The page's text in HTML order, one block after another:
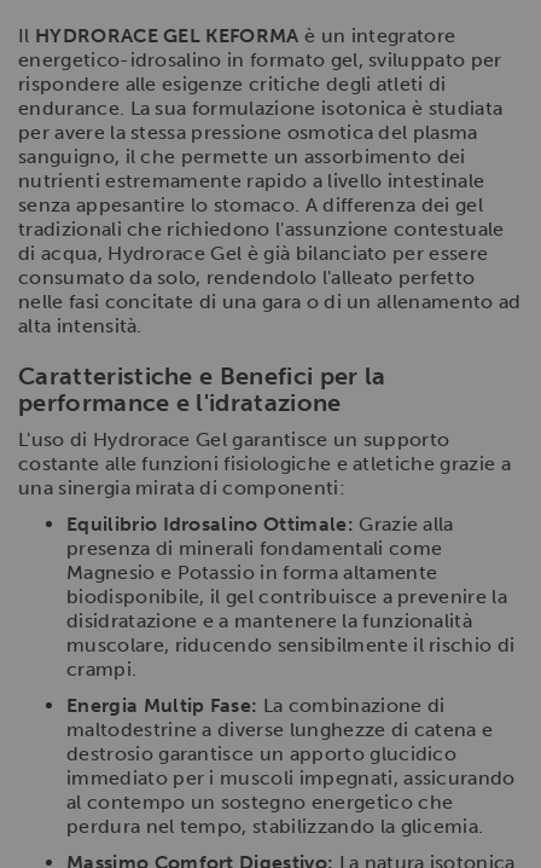
Il HYDRORACE GEL KEFORMA è un integratore
energetico-idrosalino in formato gel, sviluppato per
rispondere alle esigenze critiche degli atleti di
endurance. La sua formulazione isotonica è studiata
per avere la stessa pressione osmotica del plasma
sanguigno, il che permette un assorbimento dei
nutrienti estremamente rapido a livello intestinale
senza appesantire lo stomaco. A differenza dei gel
tradizionali che richiedono l'assunzione contestuale
di acqua, Hydrorace Gel è già bilanciato per essere
consumato da solo, rendendolo l'alleato perfetto
nelle fasi concitate di una gara o di un allenamento ad
alta intensità.
Caratteristiche e Benefici per la
performance e l'idratazione
L'uso di Hydrorace Gel garantisce un supporto
costante alle funzioni fisiologiche e atletiche grazie a
una sinergia mirata di componenti:
Equilibrio Idrosalino Ottimale: Grazie alla
presenza di minerali fondamentali come
Magnesio e Potassio in forma altamente
biodisponibile, il gel contribuisce a prevenire la
disidratazione e a mantenere la funzionalità
muscolare, riducendo sensibilmente il rischio di
crampi.
Energia Multip Fase: La combinazione di
maltodestrine a diverse lunghezze di catena e
destrosio garantisce un apporto glucidico
immediato per i muscoli impegnati, assicurando
al contempo un sostegno energetico che
perdura nel tempo, stabilizzando la glicemia.
Massimo Comfort Digestivo: La natura isotonica